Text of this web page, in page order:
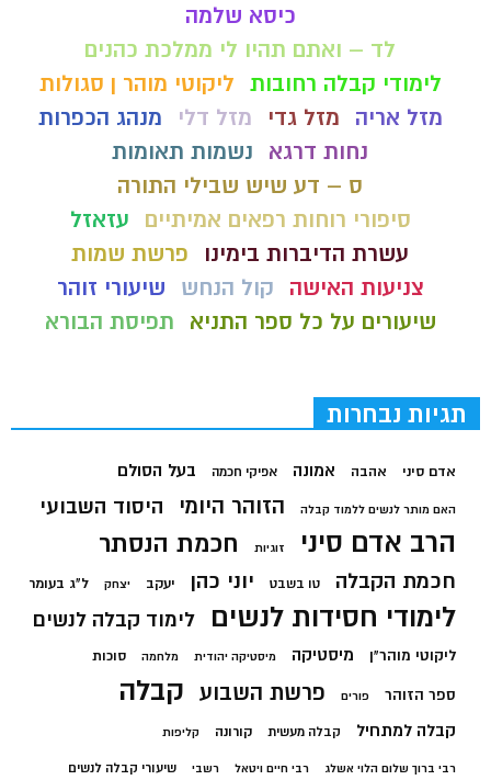
כיסא שלמה
לד – ואתם תהיו לי ממלכת כהנים
לימודי קבלה רחובות ליקוטי מוהר ן סגולות
מזל אריה
מזל גדי מזל דלי
מנהג הכפרות
נחות דרגא
נשמות תאומות
ס – דע שיש שבילי התורה
סיפורי רוחות רפאים אמיתיים
עזאזל
עשרת הדיברות בימינו
פרשת שמות
צניעות האישה
קול הנחש
שיעורי זוהר
שיעורים על כל ספר התניא
תפיסת הבורא
תגיות נבחרות
אדם סיני אהבה אמונה אפיקי חכמה בעל הסולם
האם מותר לנשים ללמוד קבלה הזוהר היומי היסוד השבועי
הרב אדם סיני זוגיות חכמת הנסתר
חכמת הקבלה טו בשבט יוני כהן יעקב יצחק ל"ג בעומר
לימודי חסידות לנשים לימוד קבלה לנשים
ליקוטי מוהר"ן מיסטיקה מיסטיקה יהודית מלחמה סוכות
ספר הזוהר פורים פרשת השבוע קבלה
קבלה למתחיל קבלה מעשית קורונה קליפות
רבי ברוך שלום הלוי אשלג רבי חיים ויטאל רשבי שיעורי קבלה לנשים